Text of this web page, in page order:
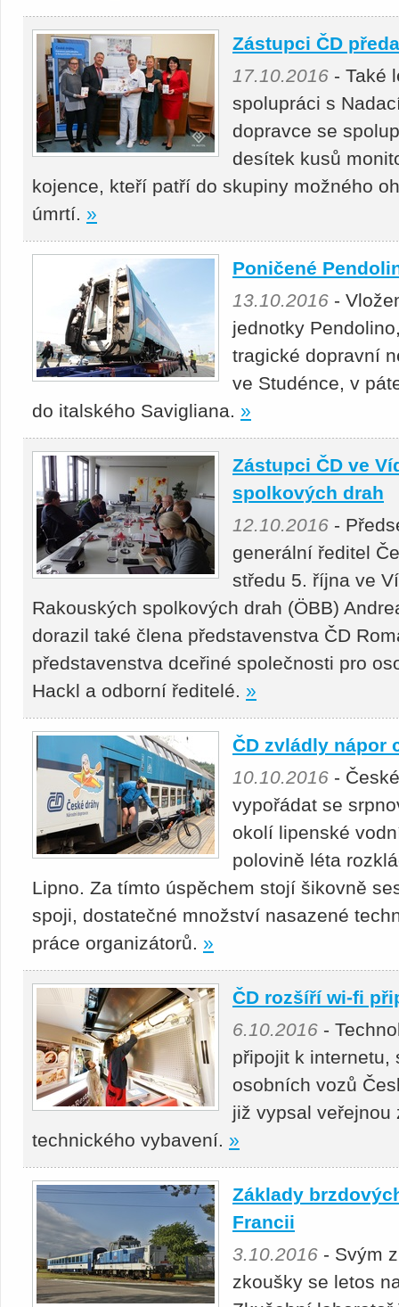
Zástupci ČD
17.10.2016 - Také
spolupráci s
dopravce se
desítek kusů
kojence, kteří patří do skupiny možného
úmrtí. »
Poničené
13.10.2016 -
jednotky
tragické dopravní
ve Studénce, v
do italského Savigliana. »
Zástupci ČD ve
spolkových drah
12.10.2016 -
generální ředitel
středu 5. října ve
Rakouských spolkových drah (ÖBB)
dorazil také člena představenstva ČD
představenstva dceřiné společnosti pro
Hackl a odborní ředitelé. »
ČD zvládly nápor
10.10.2016 -
vypořádat se
okolí lipenské
polovině léta
Lipno. Za tímto úspěchem stojí šikovně
spoji, dostatečné množství nasazené
práce organizátorů. »
ČD rozšíří wi-fi
6.10.2016 -
připojit k
osobních vozů
již vypsal veřejnou
technického vybavení. »
Základy
Francii
3.10.2016 - Svým
zkoušky se letos